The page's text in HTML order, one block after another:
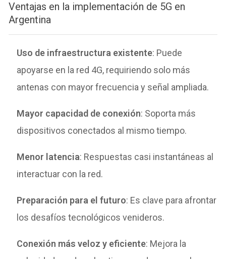
Ventajas en la implementación de 5G en
Argentina
Uso de infraestructura existente: Puede
apoyarse en la red 4G, requiriendo solo más
antenas con mayor frecuencia y señal ampliada.
Mayor capacidad de conexión: Soporta más
dispositivos conectados al mismo tiempo.
Menor latencia: Respuestas casi instantáneas al
interactuar con la red.
Preparación para el futuro: Es clave para afrontar
los desafíos tecnológicos venideros.
Conexión más veloz y eficiente: Mejora la